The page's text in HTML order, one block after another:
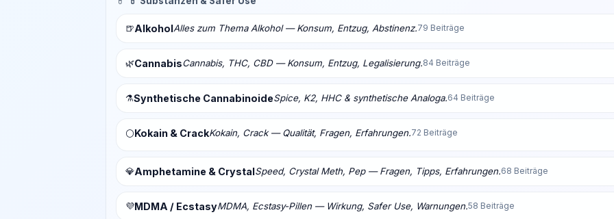
🍺AlkoholAlles zum Thema Alkohol — Konsum, Entzug, Abstinenz.79 Beiträge
🌿CannabisCannabis, THC, CBD — Konsum, Entzug, Legalisierung.84 Beiträge
⚗️Synthetische CannabinoideSpice, K2, HHC & synthetische Analoga.64 Beiträge
⚪Kokain & CrackKokain, Crack — Qualität, Fragen, Erfahrungen.72 Beiträge
💎Amphetamine & CrystalSpeed, Crystal Meth, Pep — Fragen, Tipps, Erfahrungen.68 Beiträge
💜MDMA / EcstasyMDMA, Ecstasy-Pillen — Wirkung, Safer Use, Warnungen.58 Beiträge